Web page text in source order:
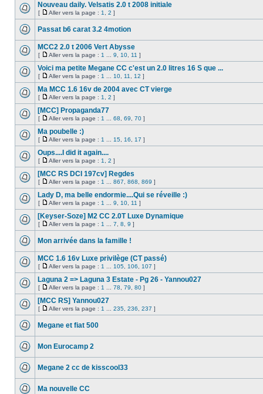
Nouveau daily. Velsatis 2.0 t 2008 initiale
[ Aller vers la page : 1 2 ]
Passat b6 carat 3.2 4motion
MCC2 2.0 t 2006 Vert Abysse
[ Aller vers la page : 1 9 10 11 ]
Voici ma petite Megane CC c'est un 2.0 litres 16 S que ...
[ Aller vers la page : 1 10 11 12 ]
Ma MCC 1.6 16v de 2004 avec CT vierge
[ Aller vers la page : 1 2 ]
[MCC] Propaganda77
[ Aller vers la page : 1 68 69 70 ]
Ma poubelle :)
[ Aller vers la page : 1 15 16 17 ]
Oups....I did it again....
[ Aller vers la page : 1 2 ]
[MCC RS DCI 197cv] Regdes
[ Aller vers la page : 1 867 868 869 ]
Lady D, ma belle endormie....Qui se réveille :)
[ Aller vers la page : 1 9 10 11 ]
[Keyser-Soze] M2 CC 2.0T Luxe Dynamique
[ Aller vers la page : 1 7 8 9 ]
Mon arrivée dans la famille !
MCC 1.6 16v Luxe privilège (CT passé)
[ Aller vers la page : 1 105 106 107 ]
Laguna 2 => Laguna 3 Estate - Pg 26 - Yannou027
[ Aller vers la page : 1 78 79 80 ]
[MCC RS] Yannou027
[ Aller vers la page : 1 235 236 237 ]
Megane et fiat 500
Mon Eurocamp 2
Megane 2 cc de kisscool33
Ma nouvelle CC